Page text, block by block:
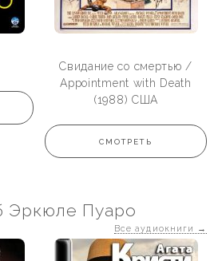
Свидание со смертью /
Appointment with Death
(1988) США
СМОТРЕТЬ
Эркюле Пуаро
Все аудиокниги →